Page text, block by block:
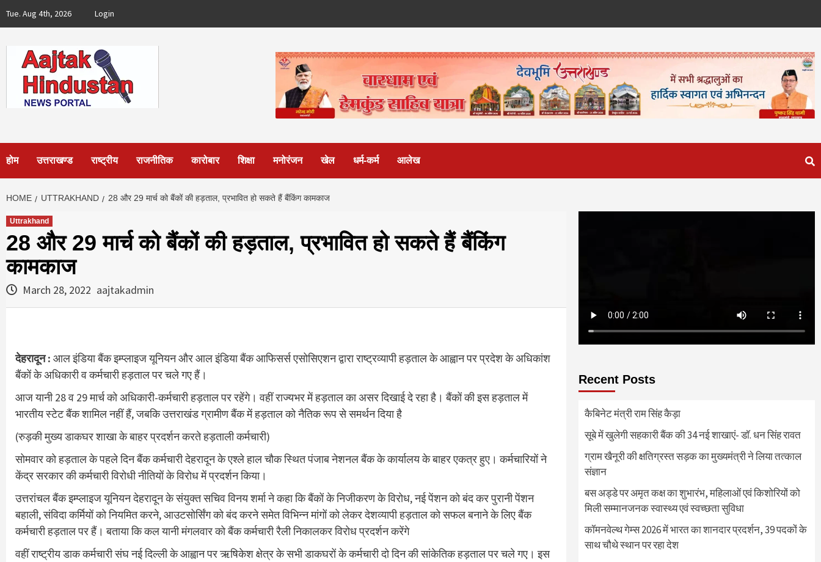
Tue. Aug 4th, 2026 Login
होम उत्तराखण्ड राष्ट्रीय राजनीतिक कारोबार शिक्षा मनोरंजन खेल धर्म-कर्म आलेख
HOME UTTRAKHAND 28 और 29 मार्च को बैंकों की हड़ताल, प्रभावित हो सकते हैं बैंकिंग कामकाज
Uttrakhand
28 और 29 मार्च को बैंकों की हड़ताल, प्रभावित हो सकते हैं बैंकिंग
कामकाज
March 28, 2022 aajtakadmin
देहरादून : आल इंडिया बैंक इम्प्लाइज यूनियन और आल इंडिया बैंक आफिसर्स एसोसिएशन द्वारा राष्ट्रव्यापी हड़ताल के आह्वान पर प्रदेश के अधिकांश
बैंकों के अधिकारी व कर्मचारी हड़ताल पर चले गए हैं।
आज यानी 28 व 29 मार्च को अधिकारी-कर्मचारी हड़ताल पर रहेंगे। वहीं राज्‍यभर में हड़ताल का असर दिखाई दे रहा है। बैंकों की इस हड़ताल में
भारतीय स्टेट बैंक शामिल नहीं हैं, जबकि उत्तराखंड ग्रामीण बैंक में हड़ताल को नैतिक रूप से समर्थन दिया है
(रुड़की मुख्य डाकघर शाखा के बाहर प्रदर्शन करते हड़ताली कर्मचारी)
सोमवार को हड़ताल के पहले दिन बैंक कर्मचारी देहरादून के एश्ले हाल चौक स्थित पंजाब नेशनल बैंक के कार्यालय के बाहर एकत्र हुए। कर्मचारियों ने
केंद्र सरकार की कर्मचारी विरोधी नीतियों के विरोध में प्रदर्शन किया।
उत्तरांचल बैंक इम्प्लाइज यूनियन देहरादून के संयुक्त सचिव विनय शर्मा ने कहा कि बैंकों के निजीकरण के विरोध, नई पेंशन को बंद कर पुरानी पेंशन
बहाली, संविदा कर्मियों को नियमित करने, आउटसोर्सिंग को बंद करने समेत विभिन्न मांगों को लेकर देशव्यापी हड़ताल को सफल बनाने के लिए बैंक
कर्मचारी हड़ताल पर हैं। बताया कि कल यानी मंगलवार को बैंक कर्मचारी रैली निकालकर विरोध प्रदर्शन करेंगे
वहीं राष्ट्रीय डाक कर्मचारी संघ नई दिल्ली के आह्वान पर ऋषिकेश क्षेत्र के सभी डाकघरों के कर्मचारी दो दिन की सांकेतिक हड़ताल पर चले गए। इस
Recent Posts
कैबिनेट मंत्री राम सिंह कैड़ा
सूबे में खुलेगी सहकारी बैंक की 34 नई शाखाएं- डाॅ. धन सिंह रावत
ग्राम खैनूरी की क्षतिग्रस्त सड़क का मुख्यमंत्री ने लिया तत्काल
संज्ञान
बस अड्डे पर अमृत कक्ष का शुभारंभ, महिलाओं एवं किशोरियों को
मिली सम्मानजनक स्वास्थ्य एवं स्वच्छता सुविधा
कॉमनवेल्थ गेम्स 2026 में भारत का शानदार प्रदर्शन, 39 पदकों के
साथ चौथे स्थान पर रहा देश